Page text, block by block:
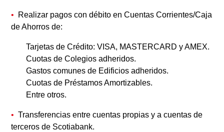
Realizar pagos con débito en Cuentas Corrientes/Caja
de Ahorros de:
Tarjetas de Crédito: VISA, MASTERCARD y AMEX.
Cuotas de Colegios adheridos.
Gastos comunes de Edificios adheridos.
Cuotas de Préstamos Amortizables.
Entre otros.
Transferencias entre cuentas propias y a cuentas de
terceros de Scotiabank.